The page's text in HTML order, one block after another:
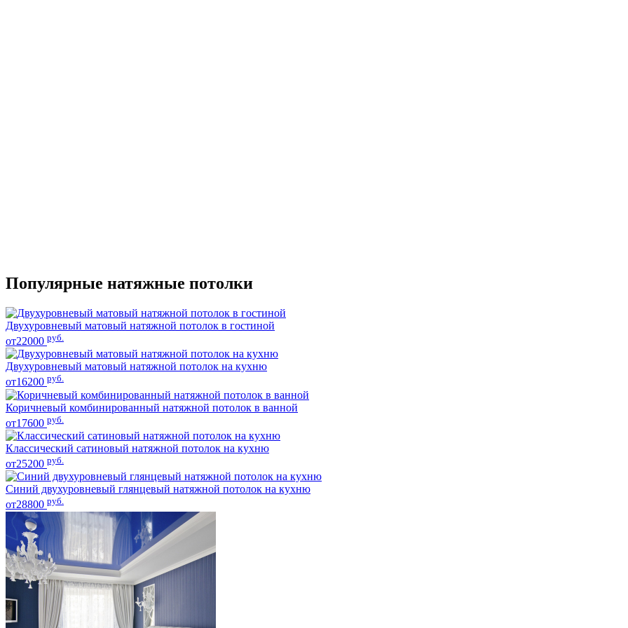
Популярные натяжные потолки
Двухуровневый матовый натяжной потолок в гостиной
от22000 руб.
Двухуровневый матовый натяжной потолок на кухню
от16200 руб.
Коричневый комбинированный натяжной потолок в ванной
от17600 руб.
Классический сатиновый натяжной потолок на кухню
от25200 руб.
Синий двухуровневый глянцевый натяжной потолок на кухню
от28800 руб.